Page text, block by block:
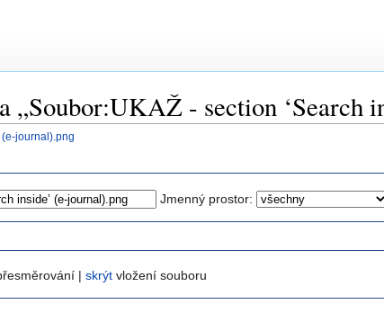
„Soubor:UKAŽ - section ‘Search
(e-journal).png
Jmenný prostor:
| skrýt vložení souboru